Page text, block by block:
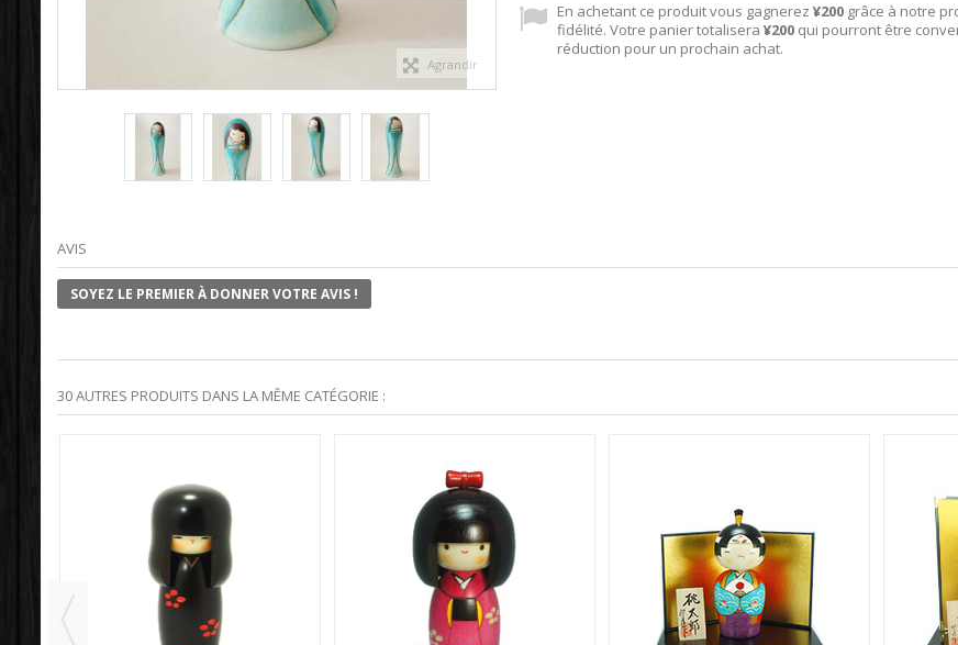
Agrandir
En achetant ce produit vous gagnerez ¥200grâce à notre
fidélité. Votre panier totalisera ¥200qui pourront être
réduction pour un prochain achat.
AVIS
SOYEZ LE PREMIER À DONNER VOTRE AVIS !
30 AUTRES PRODUITS DANS LA MÊME CATÉGORIE :